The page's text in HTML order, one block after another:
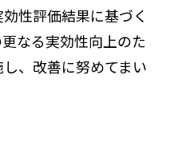
性評価結果に基づく
なる実効性向上のた
、改善に努めてまい